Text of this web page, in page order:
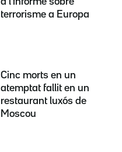
terrorisme a Europa
Cinc morts en un
atemptat fallit en un
restaurant luxós de
Moscou